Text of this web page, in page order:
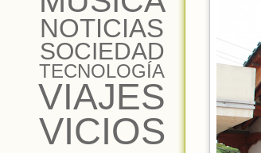
NOTICIAS
SOCIEDAD
TECNOLOGÍA
VIAJES
VICIOS